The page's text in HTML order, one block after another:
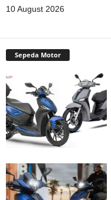
10 August 2026
Sepeda Motor